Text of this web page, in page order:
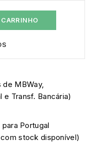
MBWay,
e Transf. Bancária)
Portugal
stock disponível)